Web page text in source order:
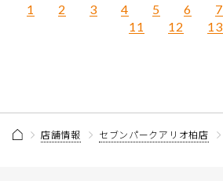
1 2 3 4 5 6 7
11
12 13
店舗情報 セブンパークアリオ柏店